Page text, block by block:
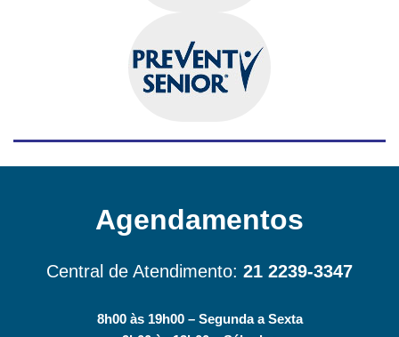
Agendamentos
Central de Atendimento: 21 2239-3347
8h00 às 19h00 – Segunda a Sexta